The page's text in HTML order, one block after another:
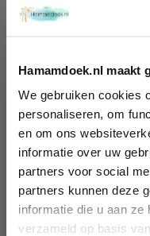
Hamamdoek.nl maakt
We gebruiken cookies
personaliseren, om
en om ons
informatie over uw
partners voor social
partners kunnen deze
informatie die u aan
verzameld op basis
GRATIS
Iedere bestelling
Wij helpen je
Ma - Vr: 09.00 -
tel: +31 (0)85 -
100 DAGEN
Wil jij 10%
korting
ontvangen?
voordelen, (reis) tips én 10%
Name